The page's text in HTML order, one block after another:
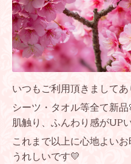
いつもご利用頂きまして
シーツ・タオル等全て新
肌触り、ふんわり感がUP
これまで以上に心地よい
うれしいです💛